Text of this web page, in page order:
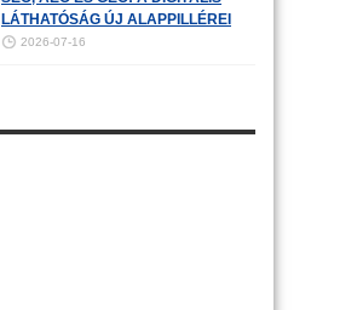
LÁTHATÓSÁG ÚJ ALAPPILLÉREI
2026-07-16